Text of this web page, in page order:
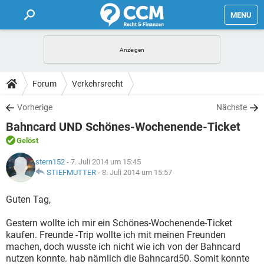
MENU
FORUM
TIPPS
LEXIKON
Forum Verkehrsrecht
Vorherige Nächste
Bahncard UND Schönes-Wochenende-Ticket
Gelöst
stern152 - 7. Juli 2014 um 15:45
STIEFMUTTER - 8. Juli 2014 um 15:57
Guten Tag,
Gestern wollte ich mir ein Schönes-Wochenende-Ticket
kaufen. Freunde -Trip wollte ich mit meinen Freunden
machen, doch wusste ich nicht wie ich von der Bahncard
nutzen konnte. hab nämlich die Bahncard50. Somit konnte